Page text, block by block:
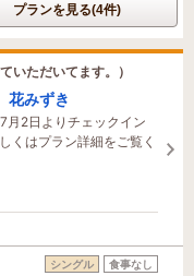
プランを見る(4件)
いただいてます。）
花みずき
2日よりチェックイン
くはプラン詳細をご覧く
シングル 食事なし